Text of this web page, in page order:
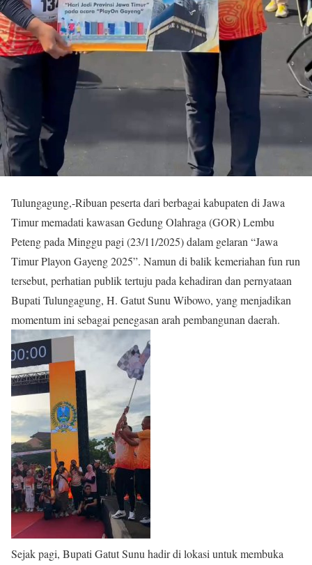
Tulungagung,-Ribuan peserta dari berbagai kabupaten di Jawa
Timur memadati kawasan Gedung Olahraga (GOR) Lembu
Peteng pada Minggu pagi (23/11/2025) dalam gelaran “Jawa
Timur Playon Gayeng 2025”. Namun di balik kemeriahan fun run
tersebut, perhatian publik tertuju pada kehadiran dan pernyataan
Bupati Tulungagung, H. Gatut Sunu Wibowo, yang menjadikan
momentum ini sebagai penegasan arah pembangunan daerah.
Sejak pagi, Bupati Gatut Sunu hadir di lokasi untuk membuka